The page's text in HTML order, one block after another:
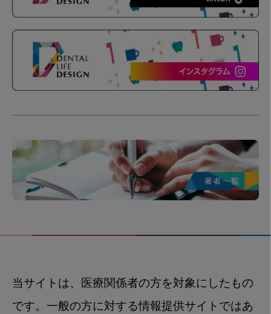
当サイトは、医療関係者の方を対象にしたもの
です。一般の方に対する情報提供サイトではあ